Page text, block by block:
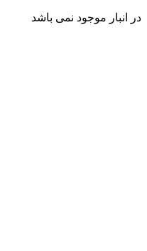
در انبار موجود نمی باشد